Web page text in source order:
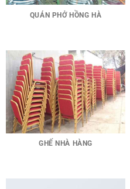
QUÁN PHỞ HỒNG HÀ
GHẾ NHÀ HÀNG